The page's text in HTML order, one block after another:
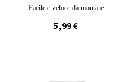
Facile e veloce da montare
5,99 €